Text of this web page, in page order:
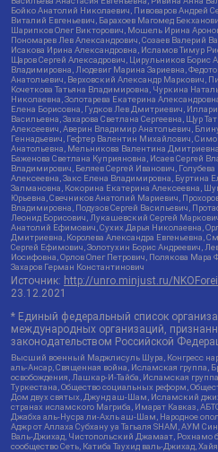
Бойко Анатолий Николаевич, Пивоваров Андрей
Виталий Евгеньевич, Барахоев Магомед
Шарипков Олег Викторович, Мошель Ирина
Пономарев Лев Александрович, Созаев Валерий
Исакова Ирина Александровна, Исламов Тимур
Щаров Сергей Алексадрович, Цирульников Борис
Владимировна, Людевиг Марина Зариевна,
Анатольевич, Верховский Александр Маркович,
Кочеткова Татьяна Владимировна, Чуркина
Николаевна, Золотарева Екатерина
Елена Борисовна, Гудков Лев Дмитриевич,
Васильевна, Захарова Светлана Сергеевна, Щур
Алексеевич, Аверин Владимир Анатольевич,
Геннадьевич, Гефтер Валентин Михайлович,
Анатольевна, Мельникова Валентина
Баженова Светлана Куприяновна, Исаев Сергей
Владимирович, Беляев Сергей Иванович,
Алексеевна, Закс Елена Владимировна, Буртина
Залмановна, Кокорина Екатерина Алексеевна,
Юрьевна, Свечников Анатолий Мариевич,
Владимировна, Подузов Сергей Васильевич,
Леонид Борисович, Лукашевский Сергей
Анатолий Ефимович, Сухих Дарья Николаевна,
Дмитриевна, Королева Александра Евгеньевна,
Сергей Ефимович, Золотухин Борис Андреевич,
Иосифовна, Орлов Олег Петрович, Полякова Мара
Захаров Герман Константинович
Источник: http://unro.minjust.ru/
23.12.2021
* Единый федеральный список
международных организаций,
законодательством Российской
Высший военный Маджлисуль Шура, Конгресс
аль-Ансар, Священная война, Исламская группа,
освобождения, Лашкар-И-Тайба, Исламская
Туркестана, Общество социальных реформ,
Дом двух святых, Джунд аш-Шам, Исламский
странах исламского Магриба, Имарат Кавказ,
Джабха аль-Нусра ли-Ахль аш-Шам, Народное
Аджр от Аллаха Субхану уа Тагьаля SHAM, АУМ
Валь-Джихад, Чистопольский Джамаат, Рохнамо
сообщество Сеть, Катиба Таухид валь-Джихад,